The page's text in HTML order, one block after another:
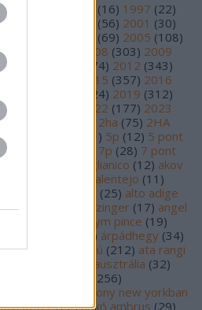
) (16) 1997 (22)
) (56) 2001 (30)
(69) 2005 (108)
2008 (303) 2009
374) 2012 (343)
2015 (357) 2016
324) 2019 (312)
2022 (177) 2023
2ha (75) 2HA
) 5p (12) 5 pont
(26 7p (28) 7 pont
aglianico (12) akov
alentejo (11 )
(25) alto adige
de sousa alzinger (17) angel
anonym pince (19)
) árpádhegy (34)
) ascheri aszú (212) ata rangi
ausztrália (32)
256)
badacsony new yorkban
péter(22) bakó ambrus (29)